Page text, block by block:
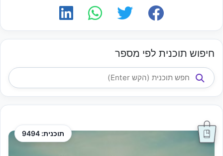
חיפוש תוכנית לפי מספר
תוכנית: 9494